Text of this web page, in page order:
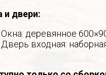
и двери:
Окна: деревянное
Дверь входная: